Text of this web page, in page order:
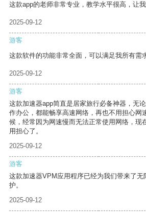
这款app的老师非常专业，教学水平很高，让
2025-09-12
游客
这款软件的功能非常全面，可以满足我所有需
2025-09-12
游客
这款加速器app简直是居家旅行必备神器，无
作办公，都能畅享高速网络，再也不用担心网
候，经常因为网速慢而无法正常使用网络，现
用担心了。
2025-09-12
游客
这款加速器VPM应用程序已经为我们带来了
护。
2025-09-12